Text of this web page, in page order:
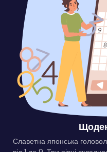
Славетна японська